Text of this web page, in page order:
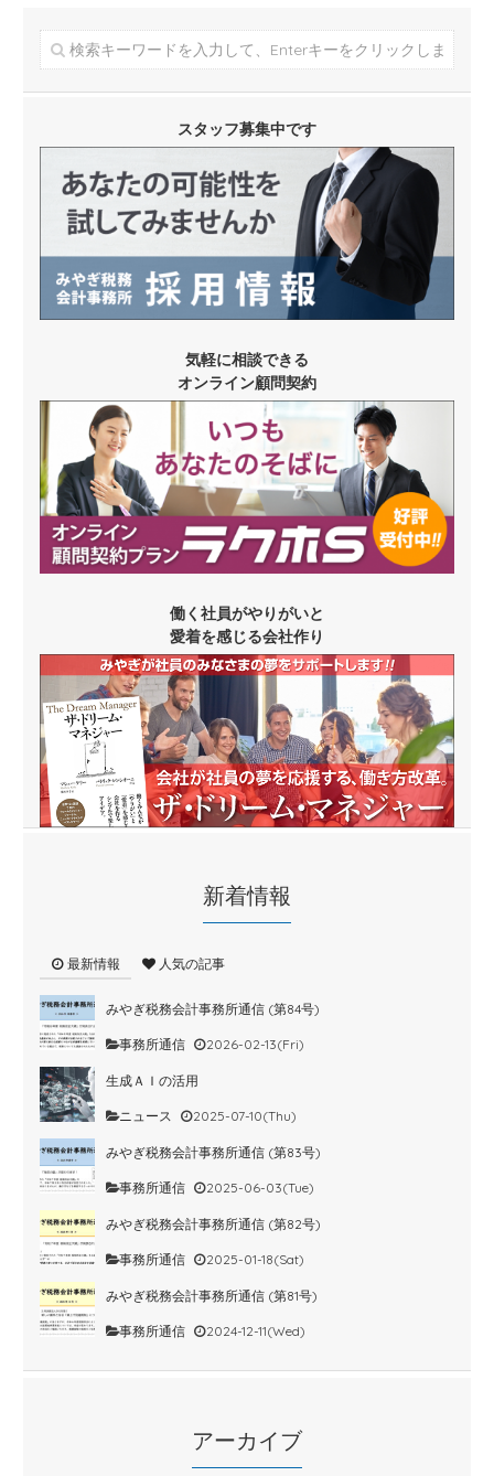
スタッフ募集中です
気軽に相談できる
オンライン顧問契約
働く社員がやりがいと
愛着を感じる会社作り
新着情報
最新情報 人気の記事
みやぎ税務会計事務所通信 (第84号)
事務所通信 2026-02-13(Fri)
生成ＡＩの活用
ニュース 2025-07-10(Thu)
みやぎ税務会計事務所通信 (第83号)
事務所通信 2025-06-03(Tue)
みやぎ税務会計事務所通信 (第82号)
事務所通信 2025-01-18(Sat)
みやぎ税務会計事務所通信 (第81号)
事務所通信 2024-12-11(Wed)
アーカイブ